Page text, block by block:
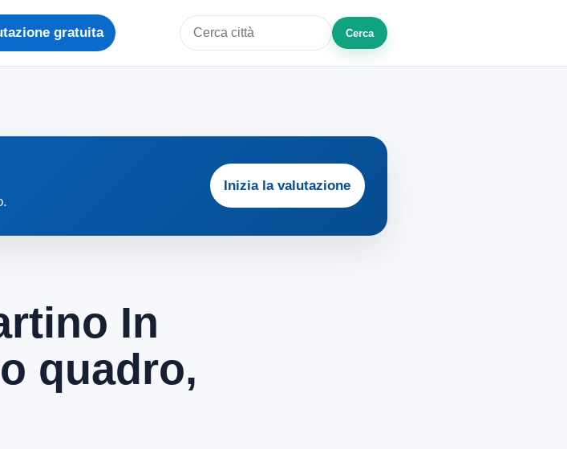
gratuita
Cerca città o zona
Cerca
Inizia la valutazione
In
quadro,